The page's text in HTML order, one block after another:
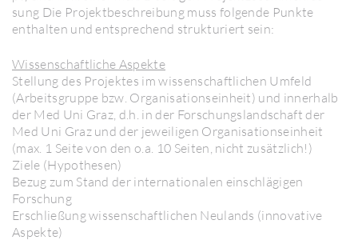
sung Die Projekt­be­schrei­bung muss folgende Punkte
enthalten und entspre­chend struk­tu­riert sein:
Wissen­schaft­liche Aspekte
Stel­lung des Projektes im wissen­schaft­li­chen Umfeld
(Arbeits­gruppe bzw. Orga­ni­sa­ti­ons­ein­heit) und inner­halb
der Med Uni Graz, d.h. in der Forschungs­land­schaft der
Med Uni Graz und der jewei­ligen Orga­ni­sa­ti­ons­ein­heit
(max. 1 Seite von den o.a. 10 Seiten, nicht zusätz­lich!)
Ziele (Hypo­thesen)
Bezug zum Stand der inter­na­tio­nalen einschlä­gigen
Forschung
Erschlie­ßung wissen­schaft­li­chen Neulands (inno­va­tive
Aspekte)